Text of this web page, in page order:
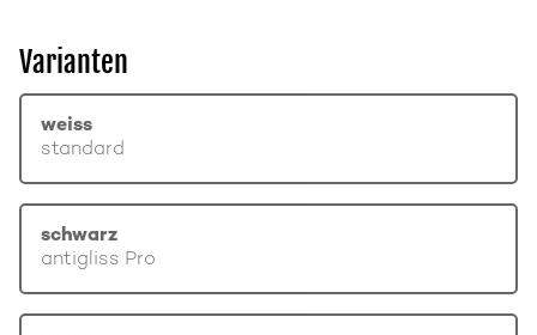
Varianten
weiss
standard
schwarz
antigliss Pro